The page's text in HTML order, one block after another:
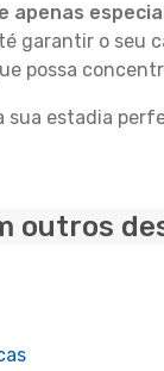
apenas
garantir o seu
possa
sua estadia
outros